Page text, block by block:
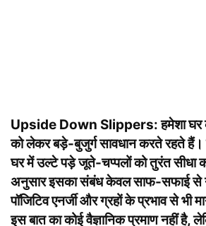
Upside Down Slippers:हमेशा घर
को लेकर बड़े-बुजुर्ग सावधान करते रहते
घर में उल्टे पड़े जूते-चप्पलों को तुरंत सीधा
अनुसार इसका संबंध केवल साफ-सफाई से
पॉजिटिव एनर्जी और ग्रहों के प्रभाव से भी
इस बात का कोई वैज्ञानिक प्रमाण नहीं है,